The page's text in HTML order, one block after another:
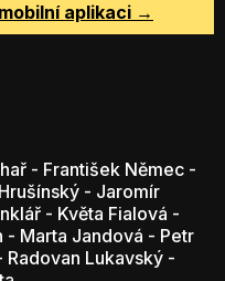
aplikaci →
- František Němec -
- Jaromír
- Květa Fialová -
- Marta Jandová - Petr
Radovan Lukavský -